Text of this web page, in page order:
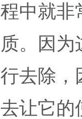
程中就非
质。因
行去除，
去让它的